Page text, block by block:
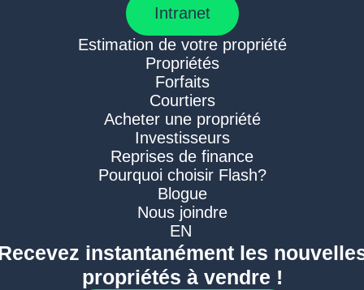
Intranet
Estimation de votre propriété
Propriétés
Forfaits
Courtiers
Acheter une propriété
Investisseurs
Reprises de finance
Pourquoi choisir Flash?
Blogue
Nous joindre
EN
instantanément les
propriétés à vendre !